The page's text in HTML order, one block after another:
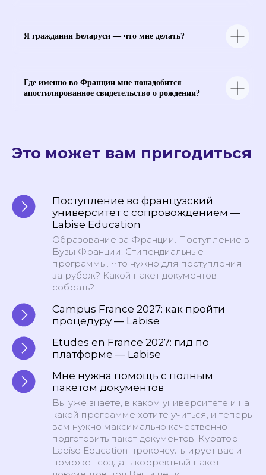
Я гражданин Беларуси — что мне делать?
Где именно во Франции мне понадобится
апостилированное свидетельство о рождении?
Это может вам пригодиться
Поступление во французский
университет с сопровождением —
Labise Education
Образование за Франции. Поступление в
Вузы Франции. Стипендиальные
программы. Что нужно для поступления
за рубеж? Какой пакет документов
собрать?
Campus France 2027: как пройти
процедуру — Labise
Etudes en France 2027: гид по
платформе — Labise
Мне нужна помощь с полным
пакетом документов
Вы уже знаете, в каком университете и на
какой программе хотите учиться, и теперь
вам нужно максимально качественно
подготовить пакет документов. Куратор
Labise Education проконсультирует вас и
поможет создать корректный пакет
договора оказания платных образовательных
услуг
Сведения об образовательной организации
Регистрационный номер лицензии:
№Л035-01255-50/01630523
О школе
ОГРНИП 319508100328009
Все права защищены
Разработка сайта
запрещена на территории РФ*